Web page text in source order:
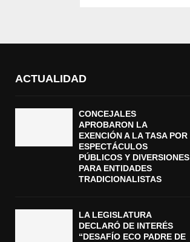
ACTUALIDAD
CONCEJALES
APROBARON LA
EXENCIÓN A LA TASA POR
ESPECTÁCULOS
PÚBLICOS Y DIVERSIONES
PARA ENTIDADES
TRADICIONALISTAS
LA LEGISLATURA
DECLARÓ DE INTERÉS
“DESAFÍO ECO PADRE DE